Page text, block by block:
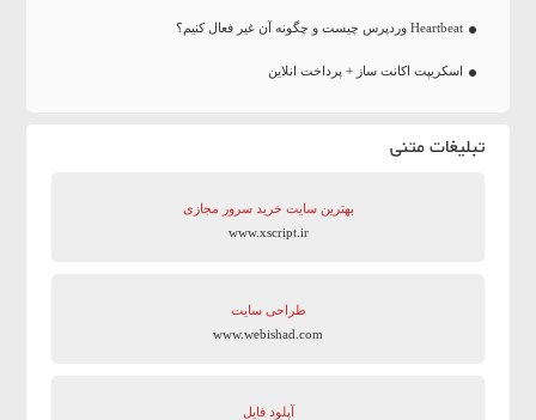
Heartbeat وردپرس چیست و چگونه آن غیر فعال کنیم؟
اسکریپت اکانت ساز + پرداخت انلاین
تبلیغات متنی
بهترین سایت‌ خرید سرور مجازی
www.xscript.ir
طراحی سایت
www.webishad.com
آپلود فایل